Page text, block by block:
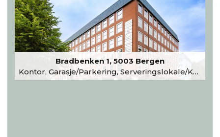
Bradbenken 1, 5003 Bergen
Kontor, Garasje/Parkering, Serveringslokale/Kantine, Undervisning/Arrangement